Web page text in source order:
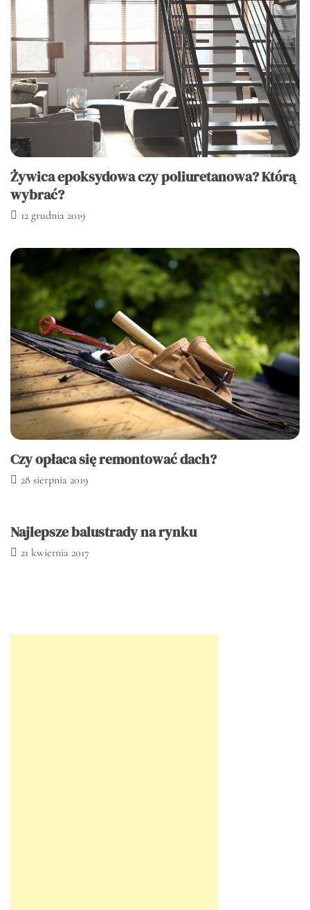
Żywica epoksydowa czy poliuretanowa? Którą
wybrać?
12 grudnia 2019
Czy opłaca się remontować dach?
28 sierpnia 2019
Najlepsze balustrady na rynku
21 kwietnia 2017